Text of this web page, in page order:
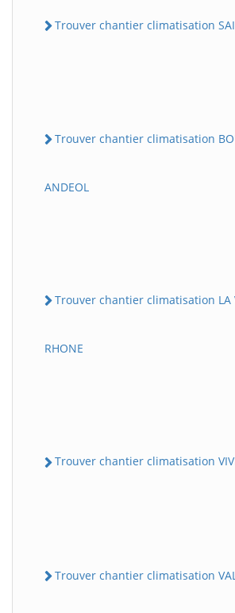
Trouver chantier climatisation
Trouver chantier climatisation
ANDEOL
Trouver chantier climatisation LA
RHONE
Trouver chantier climatisation
Trouver chantier climatisation